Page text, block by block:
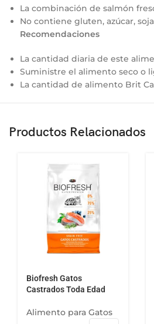
La combinación de salmón
No contiene gluten, azúcar,
Recomendaciones
La cantidad diaria de este
Suministre el alimento seco o
La cantidad de alimento Brit
Productos Relacionados
Biofresh Gatos
Castrados Toda Edad
Alimento para Gatos